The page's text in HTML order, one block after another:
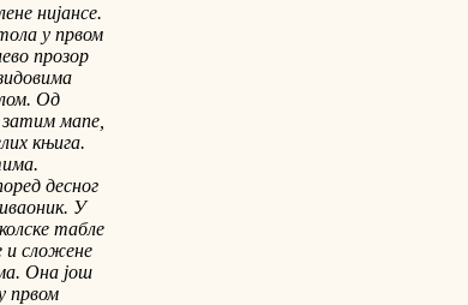
нијансе.
у првом
прозор
Од
мапе,
књига.
десног
У
табле
и сложене
Она још
првом